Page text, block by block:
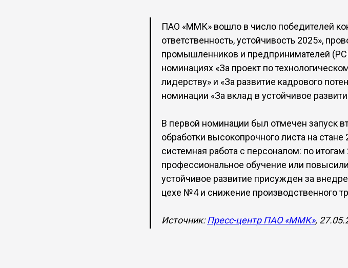
ПАО «ММК» вошло в число победителей
ответственность, устойчивость 2025»,
промышленников и предпринимателей
номинациях «За проект по
лидерству» и «За развитие кадрового
номинации «За вклад в устойчивое
В первой номинации был отмечен запуск
обработки высокопрочного листа на
системная работа с персоналом: по
профессиональное обучение или
устойчивое развитие присужден за
цехе №4 и снижение производственного
Источник:Пресс-центр ПАО «ММК»,